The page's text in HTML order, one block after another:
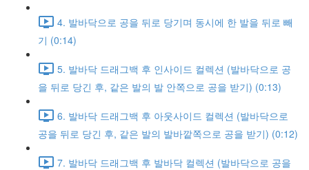
4. 발바닥으로 공을 뒤로 당기며 동시에 한 발을 뒤로 빼
기 (0:14)
5. 발바닥 드래그백 후 인사이드 컬렉션 (발바닥으로 공
을 뒤로 당긴 후, 같은 발의 발 안쪽으로 공을 받기) (0:13)
6. 발바닥 드래그백 후 아웃사이드 컬렉션 (발바닥으로
공을 뒤로 당긴 후, 같은 발의 발바깥쪽으로 공을 받기) (0:12)
7. 발바닥 드래그백 후 발바닥 컬렉션 (발바닥으로 공을